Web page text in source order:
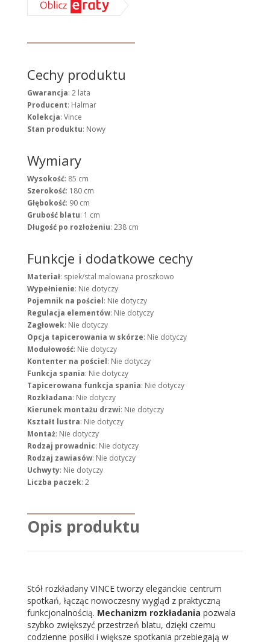
Cechy produktu
Gwarancja: 2 lata
Producent: Halmar
Kolekcja: Vince
Stan produktu: Nowy
Wymiary
Wysokość: 85 cm
Szerokość: 180 cm
Głębokość: 90 cm
Grubość blatu: 1 cm
Długość po rozłożeniu: 238 cm
Funkcje i dodatkowe cechy
Materiał: spiek/stal malowana proszkowo
Wypełnienie: Nie dotyczy
Pojemnik na pościel: Nie dotyczy
Regulacja elementów: Nie dotyczy
Zagłowek: Nie dotyczy
Opcja tapicerowania w skórze: Nie dotyczy
Modułowość: Nie dotyczy
Kontenter na pościel: Nie dotyczy
Funkcja spania: Nie dotyczy
Tapicerowana funkcja spania: Nie dotyczy
Rozkładana: Nie dotyczy
Kierunek montażu drzwi: Nie dotyczy
Kształt lustra: Nie dotyczy
Montaż: Nie dotyczy
Rodzaj prowadnic: Nie dotyczy
Rodzaj zawiasów: Nie dotyczy
Uchwyty: Nie dotyczy
Liczba paczek: 2
Opis produktu
Stół rozkładany VINCE tworzy eleganckie centrum
spotkań, łącząc nowoczesny wygląd z praktyczną
funkcjonalnością. Mechanizm rozkładania pozwala
szybko zwiększyć przestrzeń blatu, dzięki czemu
codzienne posiłki i większe spotkania przebiegają w